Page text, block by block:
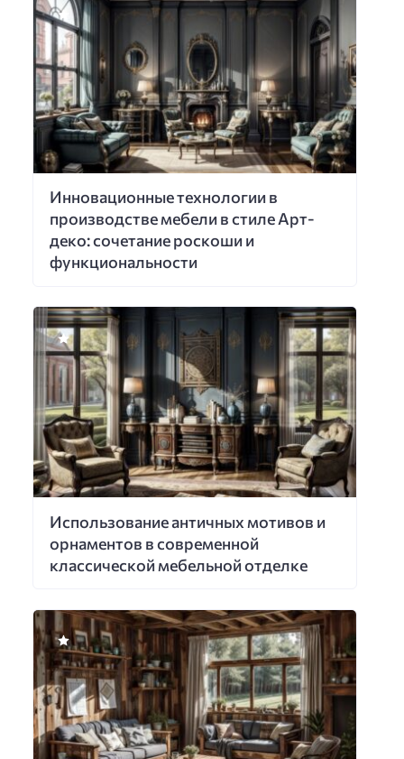
Инновационные технологии в
производстве мебели в стиле Арт-
деко: сочетание роскоши и
функциональности
Использование античных мотивов и
орнаментов в современной
классической мебельной отделке